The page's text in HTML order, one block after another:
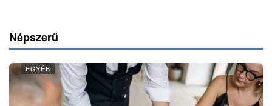
Népszerű
EGYÉB